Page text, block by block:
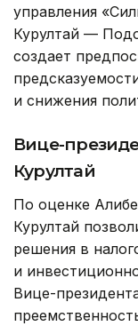
управления
Курултай —
создает
и снижения
Вице-
Курултай
По оценке
Курултай
решения в
и
Вице-